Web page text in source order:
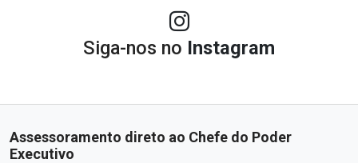
Siga-nos no Instagram
Assessoramento direto ao Chefe do Poder
Executivo